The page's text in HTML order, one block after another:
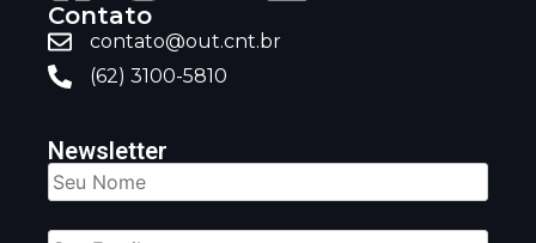
Contato
contato@out.cnt.br
(62) 3100-5810
Newsletter